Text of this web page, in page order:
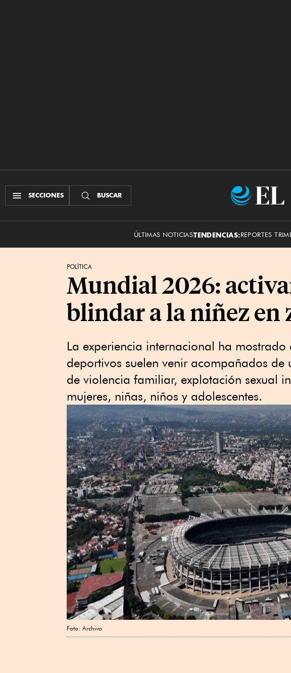
SECCIONES BUSCAR
ÚLTIMAS NOTICIASTENDENCIAS:REPORTES
POLÍTICA
Mundial 2026:
blindar a la niñez en
La experiencia internacional ha mostrado
deportivos suelen venir acompañados de
de violencia familiar, explotación sexual
mujeres, niñas, niños y adolescentes.
Foto: Archivo